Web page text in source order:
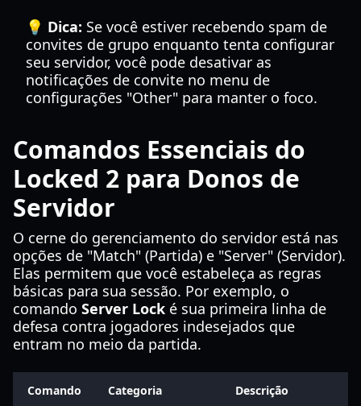
💡 Dica: Se você estiver recebendo spam de
convites de grupo enquanto tenta configurar
seu servidor, você pode desativar as
notificações de convite no menu de
configurações "Other" para manter o foco.
Comandos Essenciais do
Locked 2 para Donos de
Servidor
O cerne do gerenciamento do servidor está nas
opções de "Match" (Partida) e "Server" (Servidor).
Elas permitem que você estabeleça as regras
básicas para sua sessão. Por exemplo, o
comando Server Lock é sua primeira linha de
defesa contra jogadores indesejados que
entram no meio da partida.
Comando Categoria Descrição